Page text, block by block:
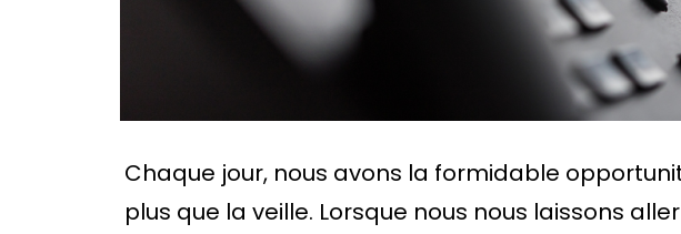
Chaque jour, nous avons la formidable
plus que la veille. Lorsque nous nous laissons